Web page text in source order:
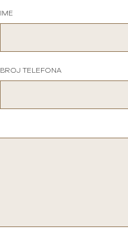
IME
BROJ TELEFONA